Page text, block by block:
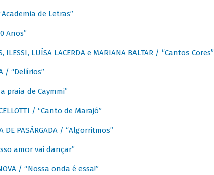
de Letras”
Anos”
ILESSI, LUÍSA LACERDA e MARIANA BALTAR / “Cantos Cores”
/ “Delírios”
praia de Caymmi”
/ “Canto de Marajó”
DE PASÁRGADA / “Algorritmos”
amor vai dançar”
/ “Nossa onda é essa!”